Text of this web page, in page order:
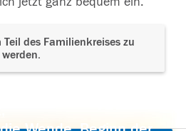
des Familienkreises zu
werden.